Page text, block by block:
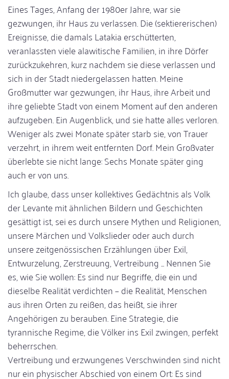
Eines Tages, Anfang der 1980er Jahre, war sie
gezwungen, ihr Haus zu verlassen. Die (sektiererischen)
Ereignisse, die damals Latakia erschütterten,
veranlassten viele alawitische Familien, in ihre Dörfer
zurückzukehren, kurz nachdem sie diese verlassen und
sich in der Stadt niedergelassen hatten. Meine
Großmutter war gezwungen, ihr Haus, ihre Arbeit und
ihre geliebte Stadt von einem Moment auf den anderen
aufzugeben. Ein Augenblick, und sie hatte alles verloren.
Weniger als zwei Monate später starb sie, von Trauer
verzehrt, in ihrem weit entfernten Dorf. Mein Großvater
überlebte sie nicht lange: Sechs Monate später ging
auch er von uns.
Ich glaube, dass unser kollektives Gedächtnis als Volk
der Levante mit ähnlichen Bildern und Geschichten
gesättigt ist, sei es durch unsere Mythen und Religionen,
unsere Märchen und Volkslieder oder auch durch
unsere zeitgenössischen Erzählungen über Exil,
Entwurzelung, Zerstreuung, Vertreibung ... Nennen Sie
es, wie Sie wollen: Es sind nur Begriffe, die ein und
dieselbe Realität verdichten – die Realität, Menschen
aus ihren Orten zu reißen, das heißt, sie ihrer
Angehörigen zu berauben. Eine Strategie, die
tyrannische Regime, die Völker ins Exil zwingen, perfekt
beherrschen.
Vertreibung und erzwungenes Verschwinden sind nicht
nur ein physischer Abschied von einem Ort: Es sind